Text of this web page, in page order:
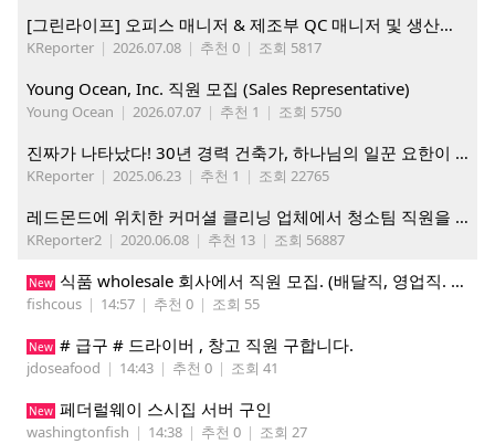
[그린라이프] 오피스 매니저 & 제조부 QC 매니저 및 생산직, 웨어하우스 직원 모집
KReporter | 2026.07.08 | 추천 0 | 조회 5817
Young Ocean, Inc. 직원 모집 (Sales Representative)
Young Ocean | 2026.07.07 | 추천 1 | 조회 5750
진짜가 나타났다! 30년 경력 건축가, 하나님의 일꾼 요한이 책임 시공합니다.
KReporter | 2025.06.23 | 추천 1 | 조회 22765
레드몬드에 위치한 커머셜 클리닝 업체에서 청소팀 직원을 모집합니다.
KReporter2 | 2020.06.08 | 추천 13 | 조회 56887
New 식품 wholesale 회사에서 직원 모집. (배달직, 영업직. 창고 관리직)
fishcous | 14:57 | 추천 0 | 조회 55
New # 급구 # 드라이버 , 창고 직원 구합니다.
jdoseafood | 14:43 | 추천 0 | 조회 41
New 페더럴웨이 스시집 서버 구인
washingtonfish | 14:38 | 추천 0 | 조회 27